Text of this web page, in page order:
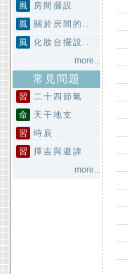
風
房間擺設
風
關於房間的..
風
化妝台擺設..
more...
常見問題
習
二十四節氣
命
天干地支
習
時辰
習
擇吉與避諱
more...